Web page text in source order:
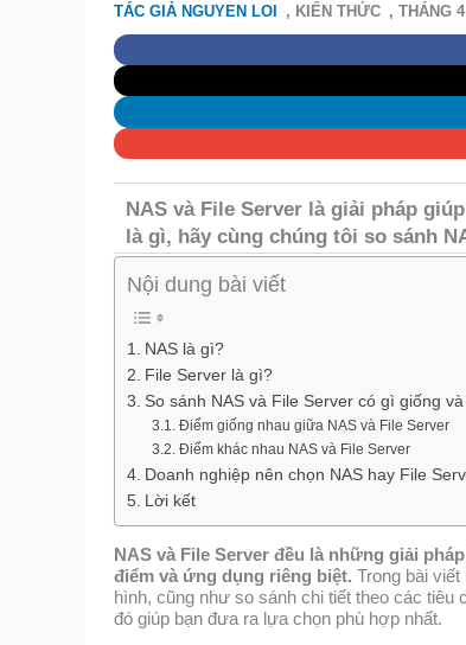
TÁC GIẢ NGUYEN LOI , KIẾN THỨC , THÁNG
NAS và File Server là giải pháp
là gì, hãy cùng chúng tôi so sánh
Nội dung bài viết
NAS là gì?
File Server là gì?
So sánh NAS và File Server có gì giống
Điểm giống nhau giữa NAS và File Server
Điểm khác nhau NAS và File Server
Doanh nghiệp nên chọn NAS hay File
Lời kết
NAS và File Server đều là những giải
điểm và ứng dụng riêng biệt. Trong bài
hình, cũng như so sánh chi tiết theo các
đó giúp bạn đưa ra lựa chọn phù hợp nhất.